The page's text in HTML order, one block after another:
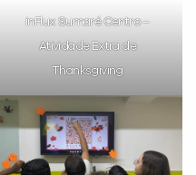
inFlux Sumaré Centro –
Atividade Extra de
Thanksgiving